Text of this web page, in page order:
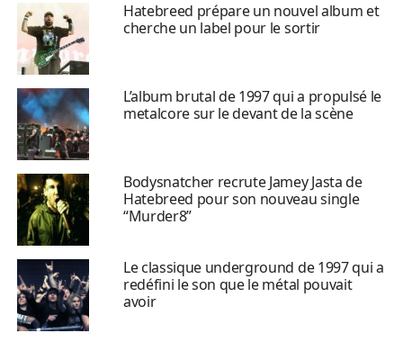
Hatebreed prépare un nouvel album et
cherche un label pour le sortir
L’album brutal de 1997 qui a propulsé le
metalcore sur le devant de la scène
Bodysnatcher recrute Jamey Jasta de
Hatebreed pour son nouveau single
“Murder8”
Le classique underground de 1997 qui a
redéfini le son que le métal pouvait
avoir